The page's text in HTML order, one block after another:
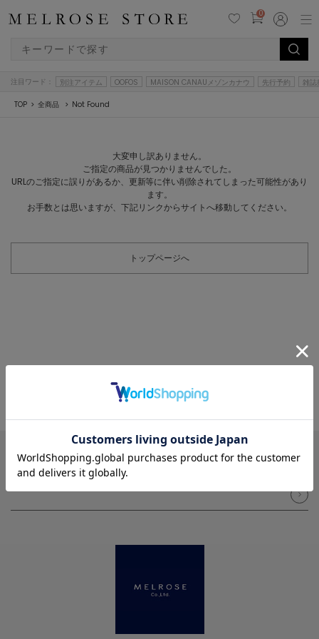
0
注目ワード： 別注アイテム OOFOS MAISON CANAUメゾンカナウ 先行予約 雑誌
TOP 全商品 Not Found
大変申し訳ありません。
ご指定の商品が見つかりませんでした。
URLのご指定に誤りがあるか、更新等に伴い削除されてしまった可能性があり
ます。
お手数とは思いますが、下記リンクからサイトへ移動してください。
トップページへ
NEWSLETTER メルマガ登録